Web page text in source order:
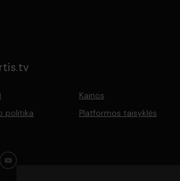
Kymantaitė, Danutė Juronytė, Audr...
Kainos
politika
Platformos taisyklės